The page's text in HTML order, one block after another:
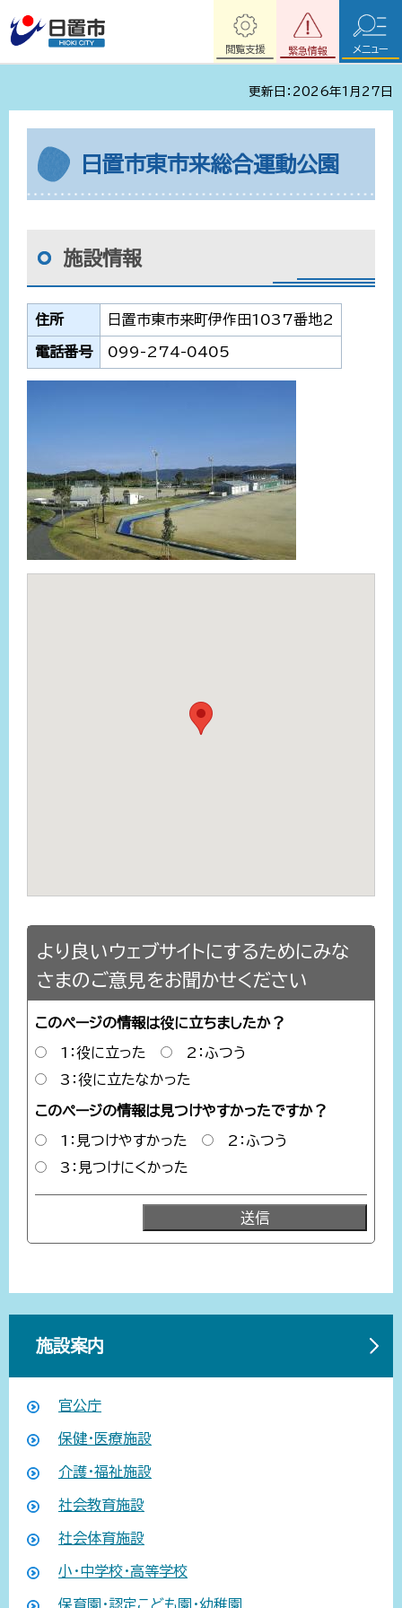
緊急情報
閲覧支援 メニュー
更新日：2026年1月27日
日置市東市来総合運動公園
施設情報
住所 日置市東市来町伊作田1037番地2
電話番号 099-274-0405
より良いウェブサイトにするためにみな
さまのご意見をお聞かせください
このページの情報は役に立ちましたか？
1：役に立った
2：ふつう
3：役に立たなかった
このページの情報は見つけやすかったですか？
1：見つけやすかった
2：ふつう
3：見つけにくかった
施設案内
官公庁
保健・医療施設
介護・福祉施設
社会教育施設
社会体育施設
小・中学校・高等学校
保育園・認定こども園・幼稚園